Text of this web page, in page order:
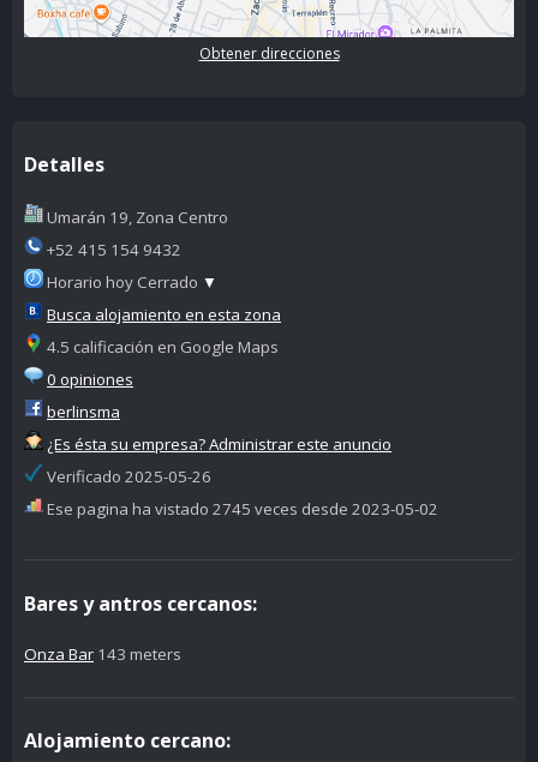
Obtener direcciones
Detalles
Umarán 19, Zona Centro
+52 415 154 9432
Horario hoy Cerrado ▼
Busca alojamiento en esta zona
4.5 calificación en Google Maps
0 opiniones
berlinsma
¿Es ésta su empresa? Administrar este anuncio
Verificado 2025-05-26
Ese pagina ha vistado 2745 veces desde 2023-05-02
Bares y antros cercanos:
Onza Bar 143 meters
Alojamiento cercano: